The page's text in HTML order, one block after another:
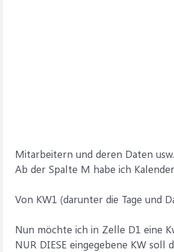
Mitarbeitern und deren Daten usw.
Ab der Spalte M habe ich
Von KW1 (darunter die Tage und
Nun möchte ich in Zelle D1 eine
NUR DIESE eingegebene KW soll